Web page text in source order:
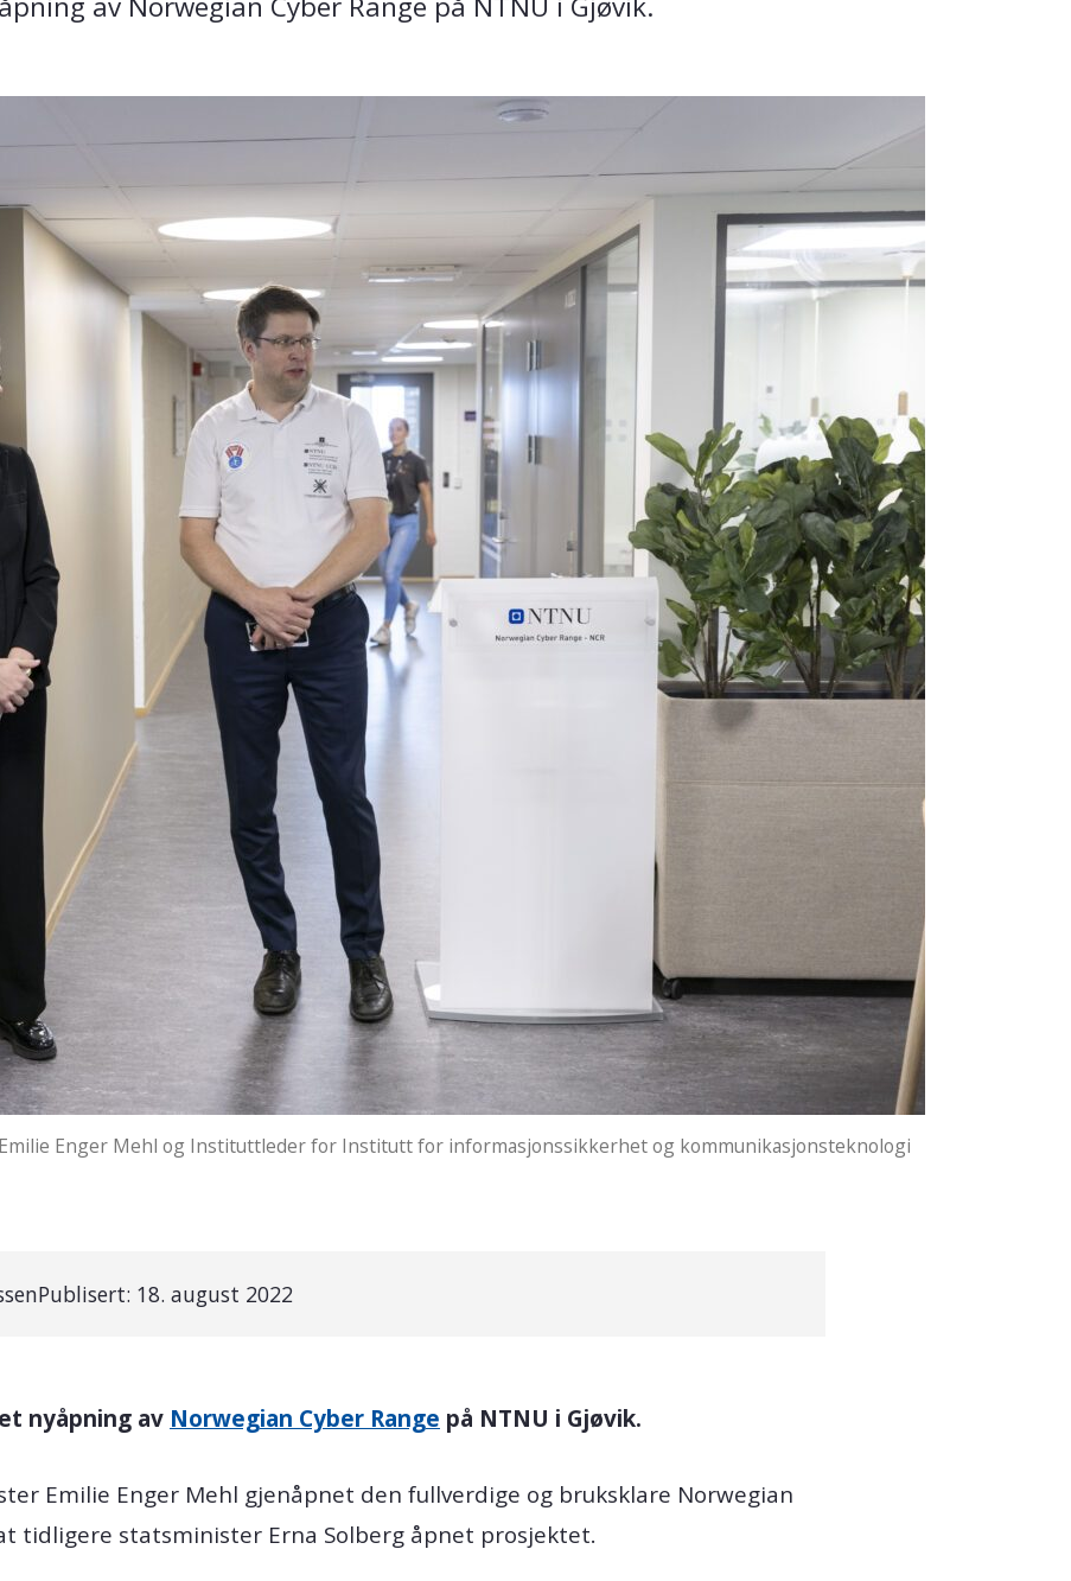
Enger Mehl og Instituttleder for Institutt for informasjonssikkerhet og kommunikasjonsteknologi
Publisert: 18. august 2022
nyåpning av Norwegian Cyber Range på NTNU i Gjøvik.
Emilie Enger Mehl gjenåpnet den fullverdige og bruksklare Norwegian
tidligere statsminister Erna Solberg åpnet prosjektet.